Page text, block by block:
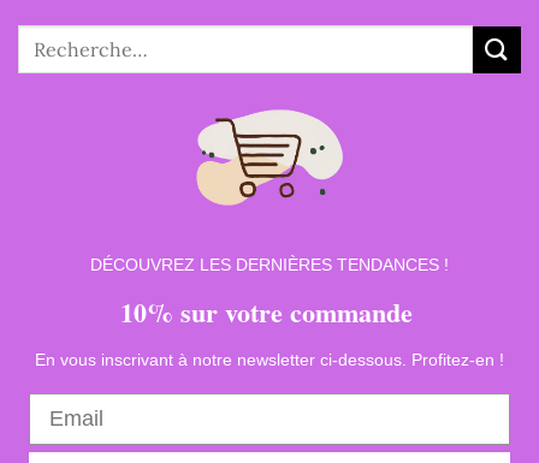
Recherche
pour :
DÉCOUVREZ LES DERNIÈRES TENDANCES !
10% sur votre commande
En vous inscrivant à notre newsletter ci-dessous. Profitez-en !